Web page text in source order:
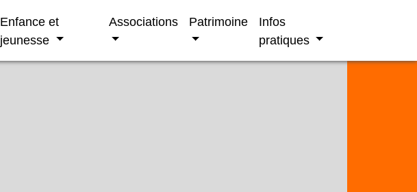
Enfance et
jeunesse
Associations Patrimoine
Infos
pratiques